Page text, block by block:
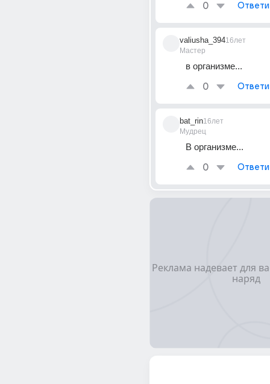
0
valiusha_394
Мастер
16лет
в организме...
0
bat_rin
Мудрец
16лет
В организме...
0